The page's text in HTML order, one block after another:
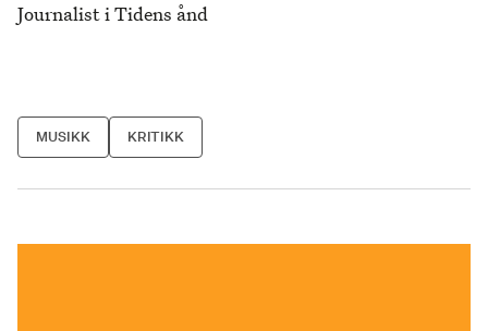
Journalist i Tidens ånd
MUSIKK KRITIKK